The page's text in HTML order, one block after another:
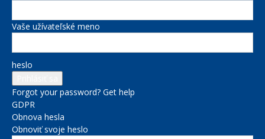
Vaše užívateľské meno
heslo
Forgot your password? Get help
GDPR
Obnova hesla
Obnoviť svoje heslo